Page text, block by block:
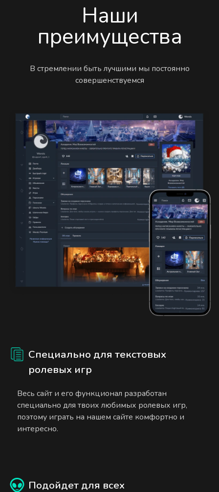
Наши
преимущества
В стремлении быть лучшими мы постоянно
совершенствуемся
Специально для текстовых
ролевых игр
Весь сайт и его функционал разработан
специально для твоих любимых ролевых игр,
поэтому играть на нашем сайте комфортно и
интересно.
Подойдет для всех